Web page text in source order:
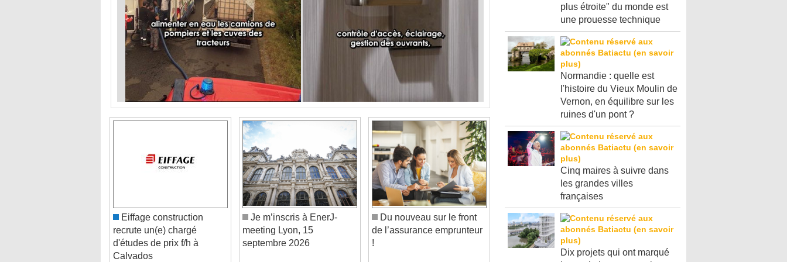
recrute un(e) chargé
d'études de prix f/h à
Calvados
Je m’inscris à EnerJ-
meeting Lyon, 15
septembre 2026
Du nouveau sur le front
de l’assurance emprunteur
!
plus étroite" du monde est
une prouesse technique
Normandie : quelle est
l'histoire du Vieux Moulin de
Vernon, en équilibre sur les
ruines d'un pont ?
Cinq maires à suivre dans
les grandes villes
françaises
Dix projets qui ont marqué